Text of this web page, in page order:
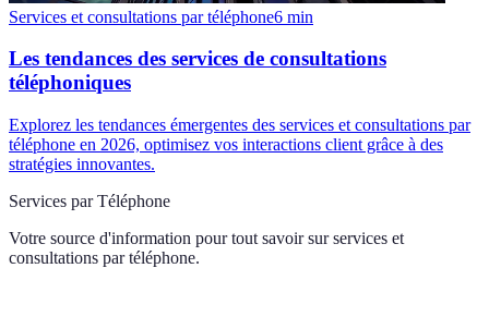
Services et consultations par téléphone6 min
Les tendances des services de consultations
téléphoniques
Explorez les tendances émergentes des services et consultations par
téléphone en 2026, optimisez vos interactions client grâce à des
stratégies innovantes.
Services par Téléphone
Votre source d'information pour tout savoir sur services et
consultations par téléphone.